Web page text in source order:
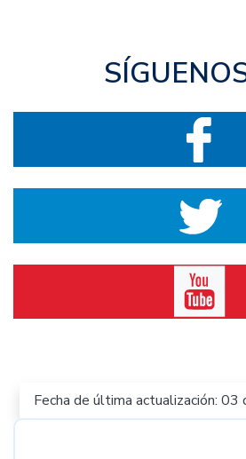
Fecha de última actualización: